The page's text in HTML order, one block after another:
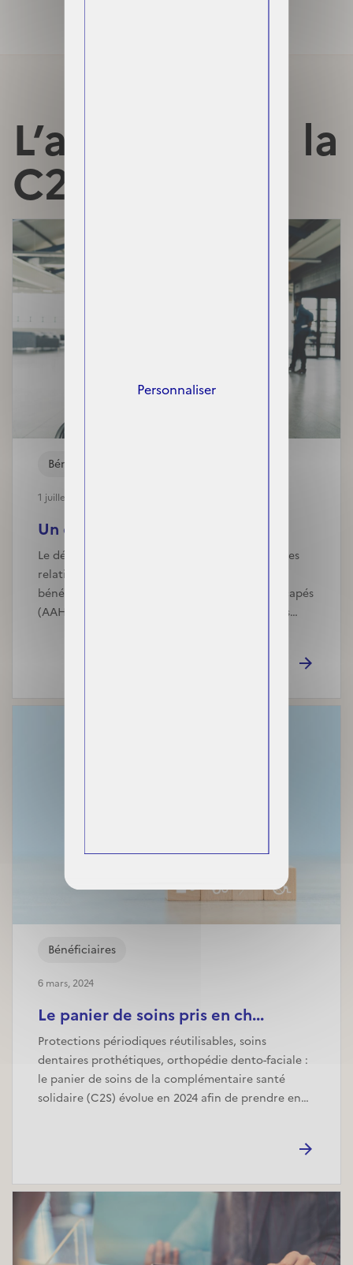
Personnaliser
L’actualité de la
C2S
Bénéficiaires
1 juillet, 2025
Un décret facilite l’accès au...
Le décret du 28 juin 2025 simplifie les démarches
relatives à la demande de C2S pour les
bénéficiaires de l’allocation aux adultes handicapés
(AAH), participe à la réinsertion des personnes…
Bénéficiaires
6 mars, 2024
Le panier de soins pris en ch...
Protections périodiques réutilisables, soins
dentaires prothétiques, orthopédie dento-faciale :
le panier de soins de la complémentaire santé
solidaire (C2S) évolue en 2024 afin de prendre en…